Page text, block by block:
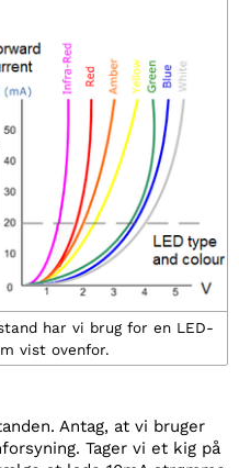
har vi brug for en LED-
vist ovenfor.
Antag, at vi bruger
Tager vi et kig på